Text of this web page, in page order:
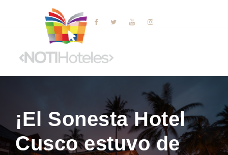
¡El Sonesta Hotel
Cusco estuvo de